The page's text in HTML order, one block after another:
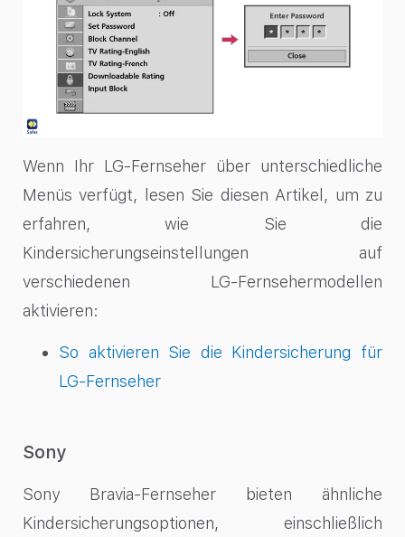
Wenn Ihr LG-Fernseher über unterschiedliche
Menüs verfügt, lesen Sie diesen Artikel, um zu
erfahren, wie Sie die
Kindersicherungseinstellungen auf
verschiedenen LG-Fernsehermodellen
aktivieren:
So aktivieren Sie die Kindersicherung für
LG-Fernseher
Sony
Sony Bravia-Fernseher bieten ähnliche
Kindersicherungsoptionen, einschließlich